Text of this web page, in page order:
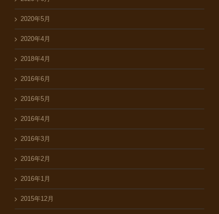
2020年5月
2020年4月
2018年4月
2016年6月
2016年5月
2016年4月
2016年3月
2016年2月
2016年1月
2015年12月